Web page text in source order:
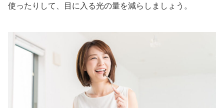
使ったりして、目に入る光の量を減らしましょう。